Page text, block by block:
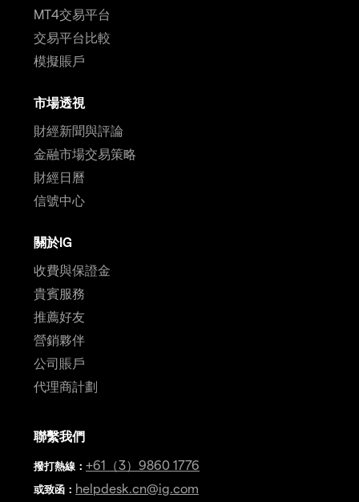
MT4交易平台
交易平台比較
模擬賬戶
市場透視
財經新聞與評論
金融市場交易策略
財經日曆
信號中心
關於IG
收費與保證金
貴賓服務
推薦好友
營銷夥伴
公司賬戶
代理商計劃
聯繫我們
撥打熱線 ： +61（3）9860 1776
或致函： helpdesk.cn@ig.com